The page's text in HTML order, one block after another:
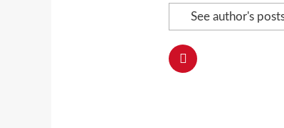
See author's